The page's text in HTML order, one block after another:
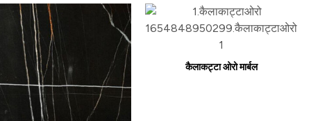
कैलाकट्टा ओरो मार्बल